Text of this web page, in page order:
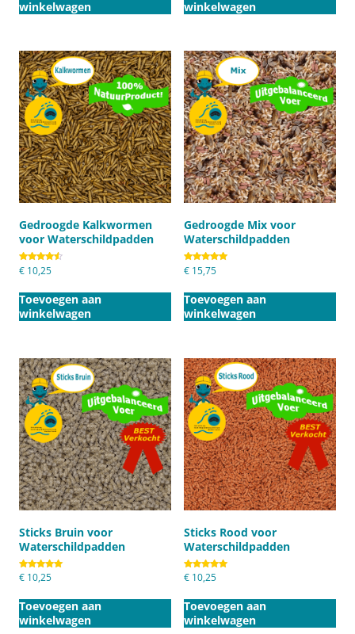
winkelwagen winkelwagen
Gedroogde Kalkwormen
voor Waterschildpadden
Gewaardeerd
4.50
€ 10,25
Toevoegen aan
winkelwagen
Gedroogde Mix voor
Waterschildpadden
Gewaardeerd
5.00
€ 15,75
Toevoegen aan
winkelwagen
Sticks Bruin voor
Waterschildpadden
Gewaardeerd
5.00
€ 10,25
Toevoegen aan
winkelwagen
Sticks Rood voor
Waterschildpadden
Gewaardeerd
5.00
€ 10,25
Toevoegen aan
winkelwagen